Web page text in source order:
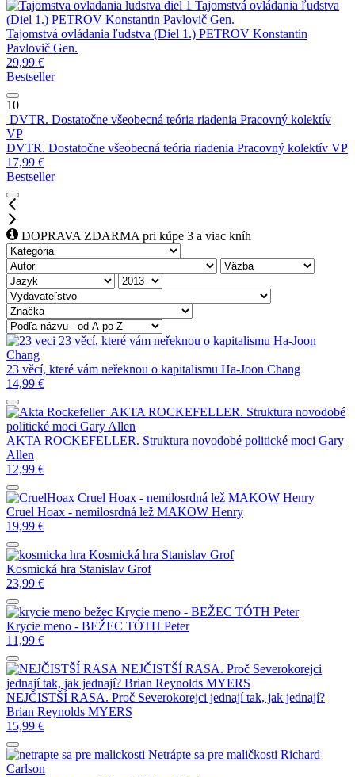
Tajomstvá ovládania ľudstva
(Diel 1.) PETROV Konstantin Pavlovič Gen.
Tajomstvá ovládania ľudstva (Diel 1.) PETROV Konstantin
Pavlovič Gen.
29,99 €
Bestseller
10
DVTR. Dostatočne všeobecná teória riadenia Pracovný kolektív
VP
DVTR. Dostatočne všeobecná teória riadenia Pracovný kolektív VP
17,99 €
Bestseller
DOPRAVA ZDARMA pri kúpe 3 a viac kníh
23 věcí, které vám neřeknou o kapitalismu Ha-Joon
Chang
23 věcí, které vám neřeknou o kapitalismu Ha-Joon Chang
14,99 €
AKTA ROCKEFELLER. Struktura novodobé
politické moci Gary Allen
AKTA ROCKEFELLER. Struktura novodobé politické moci Gary
Allen
12,99 €
Cruel Hoax - nemilosrdná lež MAKOW Henry
Cruel Hoax - nemilosrdná lež MAKOW Henry
19,99 €
Kosmická hra Stanislav Grof
Kosmická hra Stanislav Grof
23,99 €
Krycie meno - BEŽEC TÓTH Peter
Krycie meno - BEŽEC TÓTH Peter
11,99 €
NEJČISTŠÍ RASA. Proč Severokorejci
jednají tak, jak jednají? Brian Reynolds MYERS
NEJČISTŠÍ RASA. Proč Severokorejci jednají tak, jak jednají?
Brian Reynolds MYERS
15,99 €
Netrápte sa pre maličkosti Richard
Carlson